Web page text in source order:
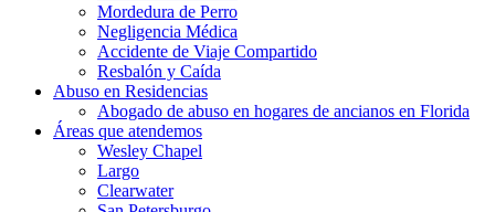
Mordedura de Perro
Negligencia Médica
Accidente de Viaje Compartido
Resbalón y Caída
Abuso en Residencias
Abogado de abuso en hogares de ancianos en Florida
Áreas que atendemos
Wesley Chapel
Largo
Clearwater